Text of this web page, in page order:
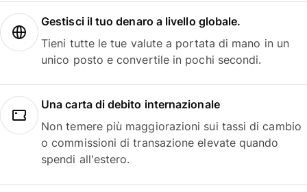
Gestisci il tuo denaro a livello globale.
Tieni tutte le tue valute a portata di mano in un
unico posto e convertile in pochi secondi.
Una carta di debito internazionale
Non temere più maggiorazioni sui tassi di cambio
o commissioni di transazione elevate quando
spendi all'estero.